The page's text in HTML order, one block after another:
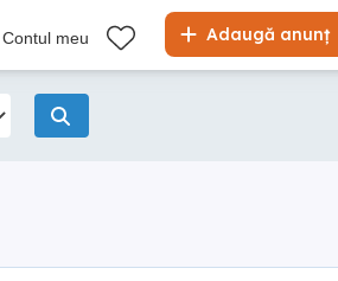
Adaugă anunț
Contul meu